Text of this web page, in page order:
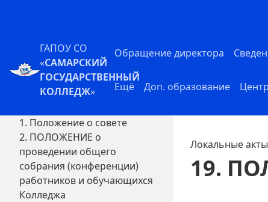
ГАПОУ СО
«САМАРСКИЙ
ГОСУДАРСТВЕННЫЙ
КОЛЛЕДЖ»
Обращение директора
Ещё Доп. образование
1. Положение о совете
2. ПОЛОЖЕНИЕ о
проведении общего
собрания (конференции)
работников и обучающихся
Колледжа
Локальные акты
19.